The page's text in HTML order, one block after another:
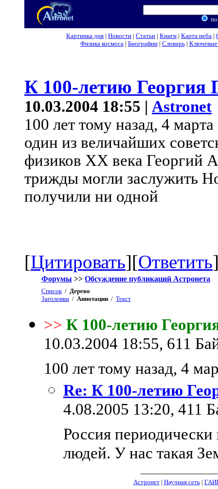
Картинка дня | Новости | Статьи | Книги | Карта неба |
Физика космоса| Биографии| Словарь| Ключевые
К 100-летию Георгия
10.03.2004 18:55 | Astronet
100 лет тому назад, 4
один из величайших
физиков XX века Георгий
трижды могли заслужить
получили ни одной
[Цитировать][Ответить
Форумы >> Обсуждение публикаций Астронета
Список / Дерево
Заголовки / Аннотации / Текст
>> К 100-летию
10.03.2004 18:55, 611
100 лет тому назад, 4
Re: К 100-летию
4.08.2005 13:20, 411
Россия
людей. У нас такая
Астронет| Научная сеть|